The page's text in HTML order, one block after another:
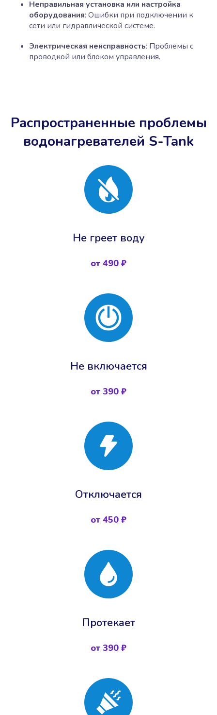
Неправильная установка или настройка
оборудования: Ошибки при подключении к
сети или гидравлической системе.
Электрическая неисправность: Проблемы с
проводкой или блоком управления.
Распространенные проблемы
водонагревателей S-Tank
Не греет воду
от 490 ₽
Не включается
от 390 ₽
Отключается
от 450 ₽
Протекает
от 390 ₽